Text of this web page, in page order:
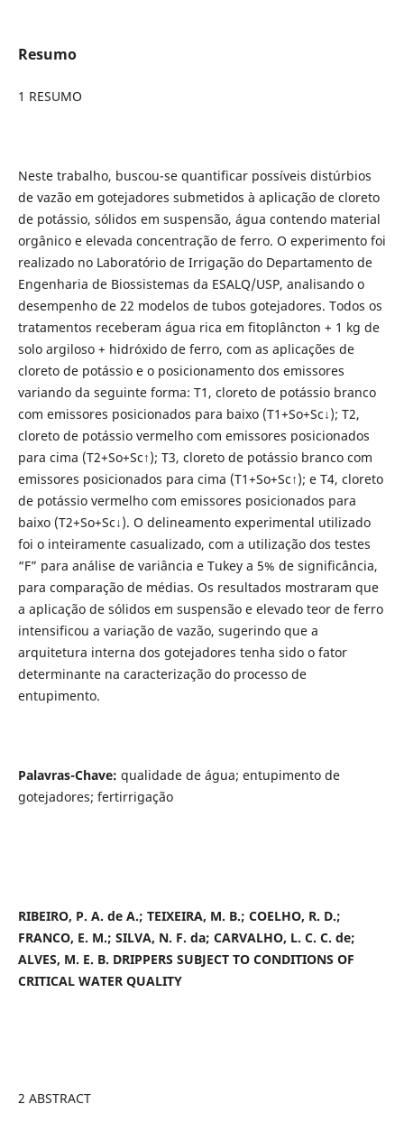
Resumo
1 RESUMO
Neste trabalho, buscou-se quantificar possíveis distúrbios
de vazão em gotejadores submetidos à aplicação de cloreto
de potássio, sólidos em suspensão, água contendo material
orgânico e elevada concentração de ferro. O experimento foi
realizado no Laboratório de Irrigação do Departamento de
Engenharia de Biossistemas da ESALQ/USP, analisando o
desempenho de 22 modelos de tubos gotejadores. Todos os
tratamentos receberam água rica em fitoplâncton + 1 kg de
solo argiloso + hidróxido de ferro, com as aplicações de
cloreto de potássio e o posicionamento dos emissores
variando da seguinte forma: T1, cloreto de potássio branco
com emissores posicionados para baixo (T1+So+Sc↓); T2,
cloreto de potássio vermelho com emissores posicionados
para cima (T2+So+Sc↑); T3, cloreto de potássio branco com
emissores posicionados para cima (T1+So+Sc↑); e T4, cloreto
de potássio vermelho com emissores posicionados para
baixo (T2+So+Sc↓). O delineamento experimental utilizado
foi o inteiramente casualizado, com a utilização dos testes
“F” para análise de variância e Tukey a 5% de significância,
para comparação de médias. Os resultados mostraram que
a aplicação de sólidos em suspensão e elevado teor de ferro
intensificou a variação de vazão, sugerindo que a
arquitetura interna dos gotejadores tenha sido o fator
determinante na caracterização do processo de
entupimento.
Palavras-Chave: qualidade de água; entupimento de
gotejadores; fertirrigação
RIBEIRO, P. A. de A.; TEIXEIRA, M. B.; COELHO, R. D.;
FRANCO, E. M.; SILVA, N. F. da; CARVALHO, L. C. C. de;
ALVES, M. E. B. DRIPPERS SUBJECT TO CONDITIONS OF
CRITICAL WATER QUALITY
2 ABSTRACT